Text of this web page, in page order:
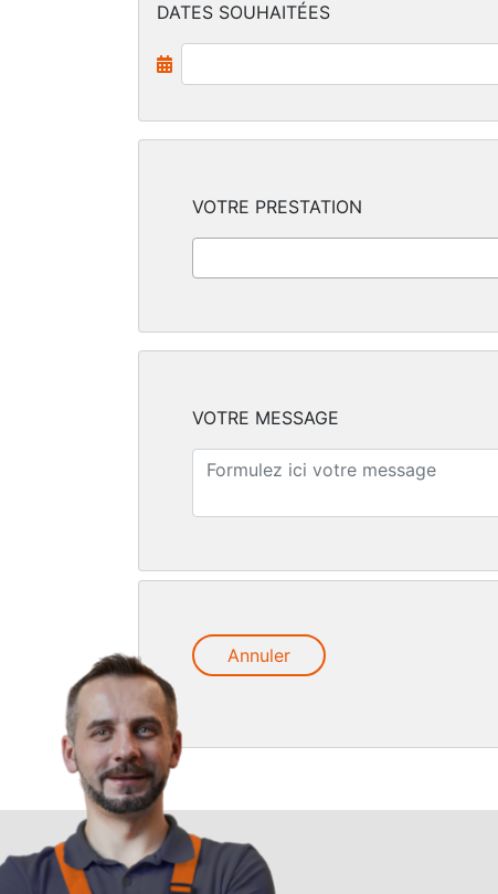
DATES SOUHAITÉES
VOTRE PRESTATION
VOTRE MESSAGE
Annuler